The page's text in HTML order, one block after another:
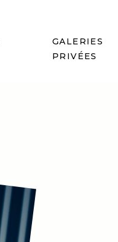
GALERIES
PRIVÉES